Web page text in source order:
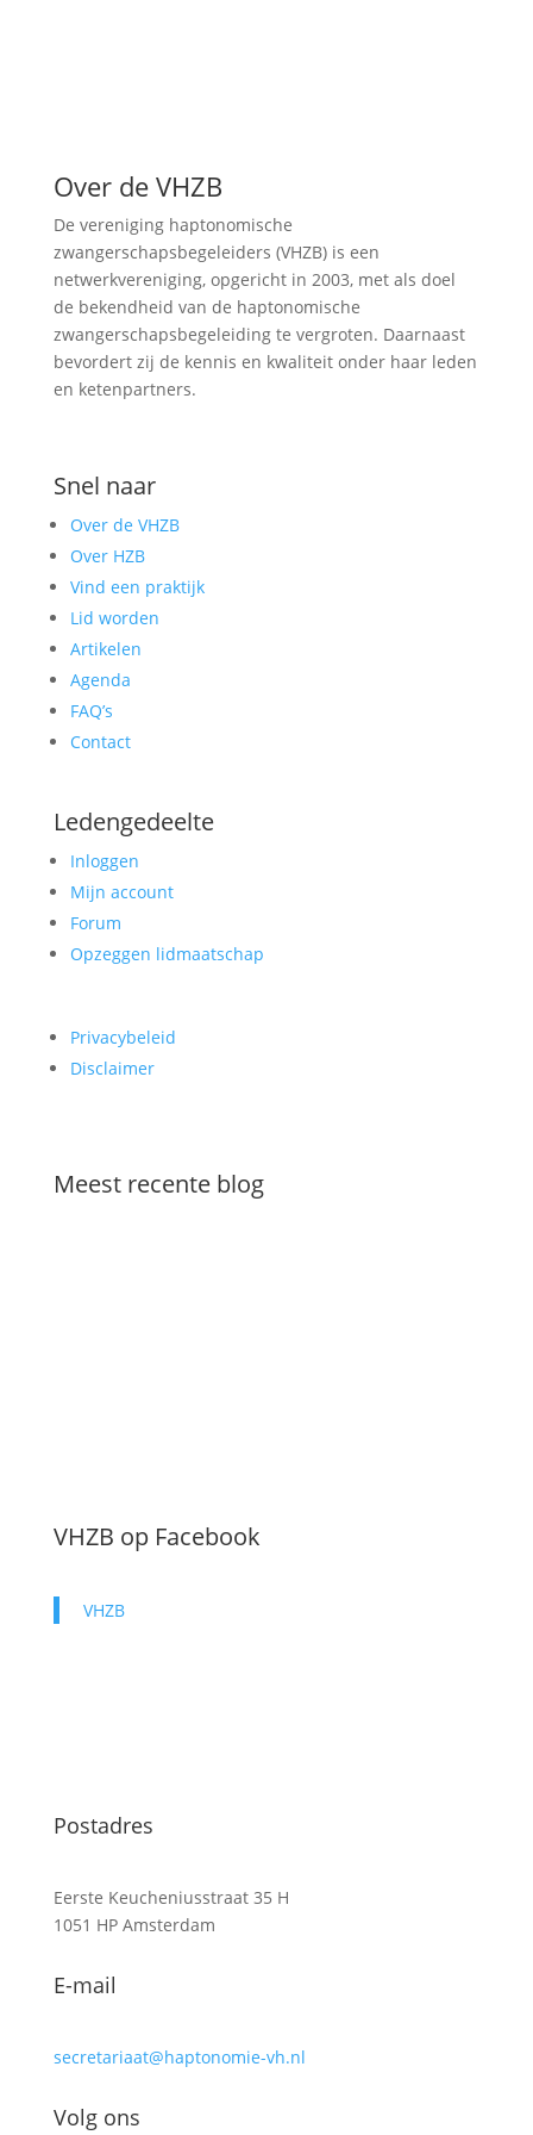
Over de VHZB
De vereniging haptonomische
zwangerschapsbegeleiders (VHZB) is een
netwerkvereniging, opgericht in 2003, met als doel
de bekendheid van de haptonomische
zwangerschapsbegeleiding te vergroten. Daarnaast
bevordert zij de kennis en kwaliteit onder haar leden
en ketenpartners.
Snel naar
Over de VHZB
Over HZB
Vind een praktijk
Lid worden
Artikelen
Agenda
FAQ’s
Contact
Ledengedeelte
Inloggen
Mijn account
Forum
Opzeggen lidmaatschap
Privacybeleid
Disclaimer
Meest recente blog
VHZB op Facebook
VHZB
Postadres
Eerste Keucheniusstraat 35 H
1051 HP Amsterdam
E-mail
secretariaat@haptonomie-vh.nl
Volg ons